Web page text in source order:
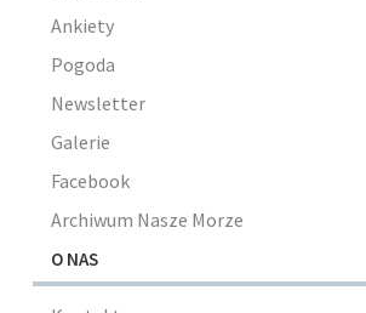
Ankiety
Pogoda
Newsletter
Galerie
Facebook
Archiwum Nasze Morze
O NAS